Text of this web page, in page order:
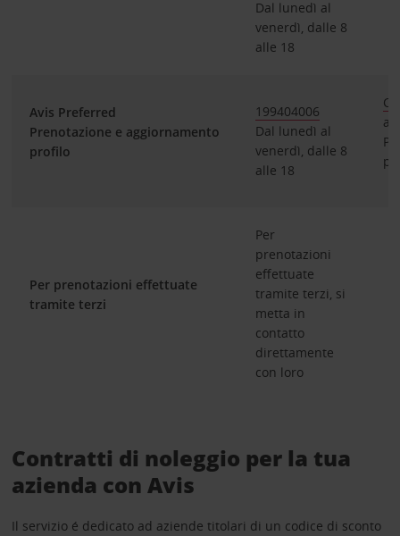
Dal lunedì al
venerdì, dalle 8
alle 18
Avis Preferred
Prenotazione e aggiornamento
profilo
199404006
Dal lunedì al
venerdì, dalle 8
alle 18
Per prenotazioni effettuate
tramite terzi
Per
prenotazioni
effettuate
tramite terzi, si
metta in
contatto
direttamente
con loro
Contratti di noleggio per la tua
azienda con Avis
Il servizio é dedicato ad aziende titolari di un codice di sconto